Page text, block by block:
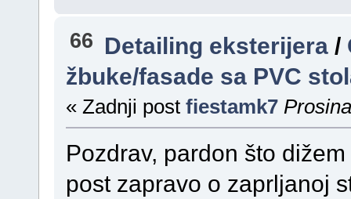
66 Detailing eksterijera /
žbuke/fasade sa PVC
« Zadnji post fiestamk7
Pozdrav, pardon što
post zapravo o zaprljanoj